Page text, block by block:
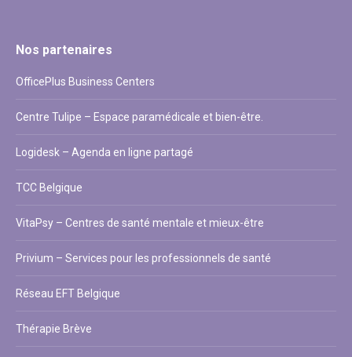
Nos partenaires
OfficePlus Business Centers
Centre Tulipe – Espace paramédicale et bien-être.
Logidesk – Agenda en ligne partagé
TCC Belgique
VitaPsy – Centres de santé mentale et mieux-être
Privium – Services pour les professionnels de santé
Réseau EFT Belgique
Thérapie Brève